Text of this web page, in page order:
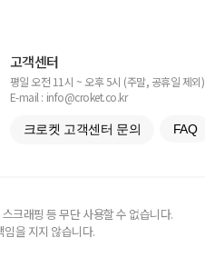
고객센터
평일 오전 11시 ~ 오후 5시 (주말, 공휴일 제외)
E-mail : info@croket.co.kr
크로켓 고객센터 문의 FAQ
크래핑 등 무단 사용할 수 없습니다.
을 지지 않습니다.